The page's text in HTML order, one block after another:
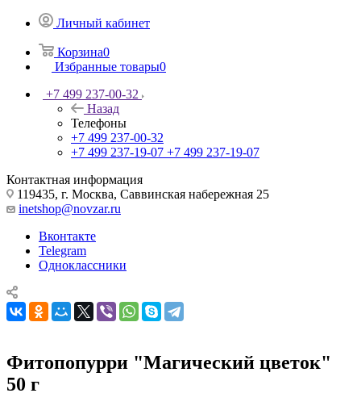
Личный кабинет
Корзина0
Избранные товары0
+7 499 237-00-32
Назад
Телефоны
+7 499 237-00-32
+7 499 237-19-07 +7 499 237-19-07
Контактная информация
119435, г. Москва, Саввинская набережная 25
inetshop@novzar.ru
Вконтакте
Telegram
Одноклассники
Фитопопурри "Магический цветок"
50 г